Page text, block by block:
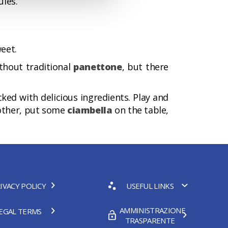
traditional panettone, but there
with delicious ingredients. Play and
put some ciambella on the table,
POLICY USEFUL LINKS
TERMS
AMMINISTRAZIONE
TRASPARENTE